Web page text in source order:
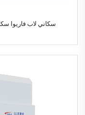
سكاني لاب فاريوا سكان ٢٠، فاريوا سكان ٤٠، فاريوا